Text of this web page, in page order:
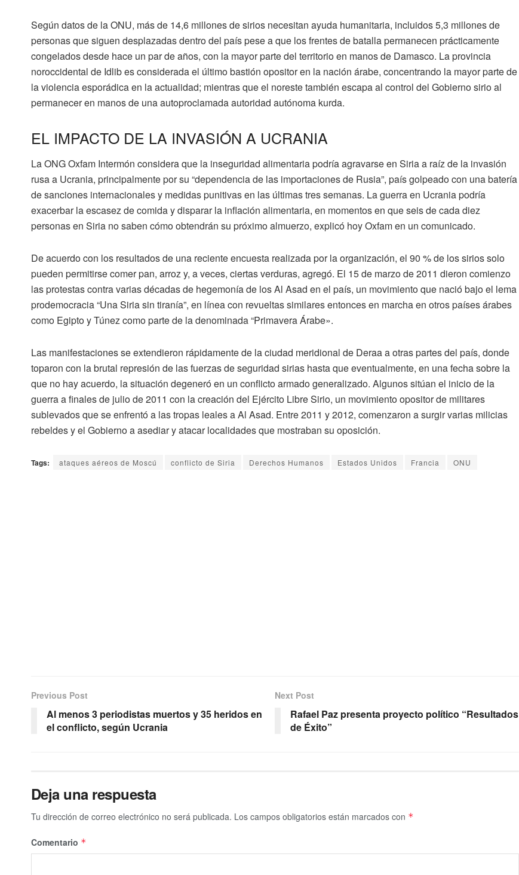
Según datos de laONU, más de 14,6 millones de sirios necesitan ayuda humanitaria, incluidos 5,3 millones de
personas que siguen desplazadas dentro del país pese a que los frentes de batalla permanecen prácticamente
congelados desde hace un par de años, con la mayor parte del territorio en manos de Damasco. La provincia
noroccidental de Idlib es considerada el último bastión opositor en la nación árabe, concentrando la mayor parte de
la violencia esporádica en la actualidad; mientras que el noreste también escapa al control del Gobierno sirioal
permanecer en manos de una autoproclamada autoridad autónoma kurda.
EL IMPACTO DE LA INVASIÓN A UCRANIA
LaONG Oxfam Intermón considera que la inseguridad alimentaria podría agravarse en Siria a raíz de la invasión
rusa a Ucrania, principalmente por su “dependencia de las importaciones de Rusia”, país golpeado con una batería
de sanciones internacionales y medidas punitivas en las últimas tres semanas. La guerra en Ucrania podría
exacerbar laescasez de comida y disparar la inflación alimentaria, en momentos en que seis de cada diez
personas en Siria no saben cómo obtendrán su próximo almuerzo, explicó hoyOxfamen un comunicado.
De acuerdo con los resultados de una reciente encuesta realizada por la organización, el 90 % de los sirios solo
pueden permitirse comer pan, arroz y, a veces, ciertas verduras, agregó. El 15 de marzo de 2011 dieron comienzo
las protestas contra varias décadas de hegemonía de los Al Asad en el país, un movimiento que nació bajo el lema
prodemocracia “Una Siria sin tiranía”, en línea con revueltas similares entonces en marcha en otros países árabes
como Egipto y Túnez como parte de la denominada “Primavera Árabe».
Las manifestaciones se extendieron rápidamente de la ciudad meridional de Deraa a otras partes del país, donde
toparon con la brutal represión de las fuerzas de seguridad sirias hasta que eventualmente, en una fecha sobre la
que no hay acuerdo, la situación degeneró en un conflicto armado generalizado. Algunos sitúan el inicio de la
guerra a finales de julio de 2011 con la creación del Ejército Libre Sirio, un movimiento opositor de militares
sublevados que se enfrentó a las tropas leales a Al Asad. Entre 2011 y 2012, comenzaron a surgir varias milicias
rebeldes y el Gobierno a asediar y atacar localidades que mostraban su oposición.
Tags: ataques aéreos de Moscú conflicto de Siria Derechos Humanos Estados Unidos Francia ONU
Previous Post
Al menos 3 periodistas muertos y 35 heridos en
el conflicto, según Ucrania
Next Post
Rafael Paz presenta proyecto político “Resultados
de Éxito”
Deja una respuesta
Tu dirección de correo electrónico no será publicada. Los campos obligatorios están marcados con *
Comentario *